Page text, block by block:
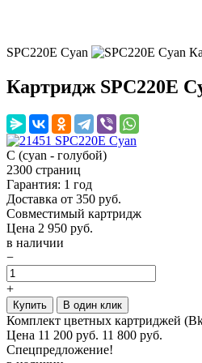
SPC220E Cyan
Картридж SPC220E
C (cyan - голубой)
2300 страниц
Гарантия: 1 год
Доставка от 350 руб.
Совместимый картридж
Цена 2 950 руб.
в наличии
−
+
Купить В один клик
Комплект цветных картриджей
Цена 11 200 руб. 11 800 руб.
Спецпредложение!